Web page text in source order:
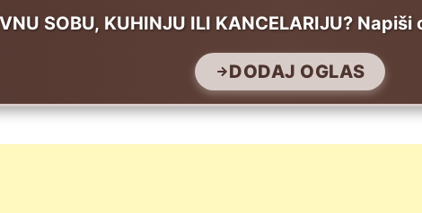
SOBU, KUHINJU ILI KANCELARIJU?
DODAJ OGLAS